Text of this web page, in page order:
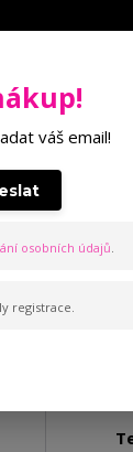
Hledat
Podprsenky
váš email!
osobních údajů.
registrace.